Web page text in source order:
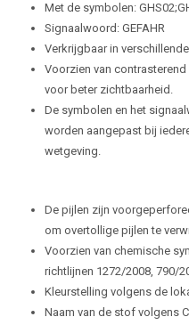
Met de symbolen:
Signaalwoord: GEFAHR
Verkrijgbaar in
Voorzien van
voor beter zichtbaarheid.
De symbolen en het
worden aangepast bij
wetgeving.
De pijlen zijn
om overtollige pijlen te
Voorzien van chemische
richtlijnen 1272/2008, 790/
Kleurstelling volgens de
Naam van de stof volgens